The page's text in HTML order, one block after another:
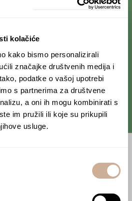
kolačiće
kako bismo personalizirali
značajke društvenih medija i
podatke o vašoj upotrebi
s partnerima za društvene
a oni ih mogu kombinirati s
im pružili ili koje su prikupili
usluge.
i od Južne Amerike
uvijek u toku ine
svijeta ekspedicionizma i